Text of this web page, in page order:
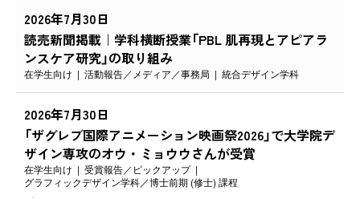
2026年7月30日
読売新聞掲載｜学科横断授業「PBL 肌再現とアピアラ
ンスケア研究」の取り組み
在学生向け 活動報告 メディア 事務局 統合デザイン学科
2026年7月30日
「ザグレブ国際アニメーション映画祭2026」で大学院デ
ザイン専攻のオウ・ミョウウさんが受賞
在学生向け 受賞報告
ピックアップ
グラフィックデザイン学科
博士前期 (修士) 課程